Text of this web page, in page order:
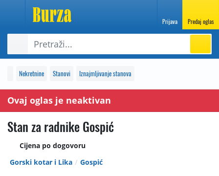
Prijava Predaj oglas
Nekretnine Stanovi Iznajmljivanje stanova
Ovaj oglas je neaktivan
Stan za radnike Gospić
Cijena po dogovoru
Gorski kotar i Lika
Gospić